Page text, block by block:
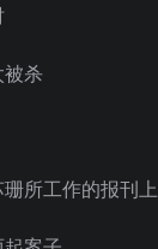
杀
所工作的报刊上